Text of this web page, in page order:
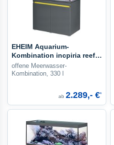
EHEIM Aquarium-
Kombination incpiria reef
330
offene Meerwasser-
Kombination, 330 l
ab 2.289,- €*